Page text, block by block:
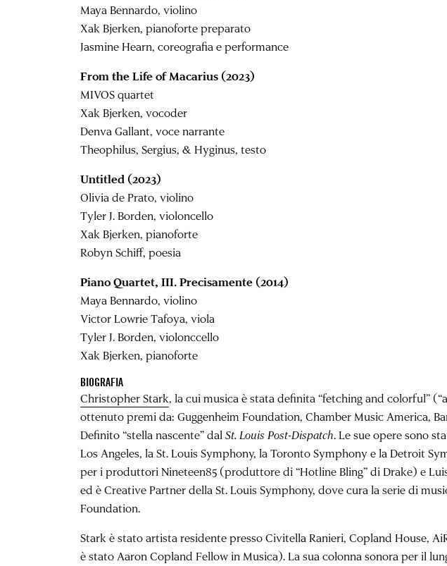
Maya Bennardo, violino
Xak Bjerken, pianoforte preparato
Jasmine Hearn, coreografia e performance
From the Life of Macarius (2023)
MIVOS quartet
Xak Bjerken, vocoder
Denva Gallant, voce narrante
Theophilus, Sergius, & Hyginus, testo
Untitled (2023)
Olivia de Prato, violino
Tyler J. Borden, violoncello
Xak Bjerken, pianoforte
Robyn Schiff, poesia
Piano Quartet, III. Precisamente (2014)
Maya Bennardo, violino
Victor Lowrie Tafoya, viola
Tyler J. Borden, violonccello
Xak Bjerken, pianoforte
BIOGRAFIA
Christopher Stark, la cui musica è stata definita “fetching and colorful”
ottenuto premi da: Guggenheim Foundation, Chamber Music America,
Definito “stella nascente” dalSt. Louis Post-Dispatch. Le sue opere sono
Los Angeles, la St. Louis Symphony, la Toronto Symphony e la Detroit
per i produttori Nineteen85 (produttore di “Hotline Bling” di Drake) e
ed è Creative Partner della St. Louis Symphony, dove cura la serie di
Foundation.
Stark è stato artista residente presso Civitella Ranieri, Copland House,
è stato Aaron Copland Fellow in Musica). La sua colonna sonora per il